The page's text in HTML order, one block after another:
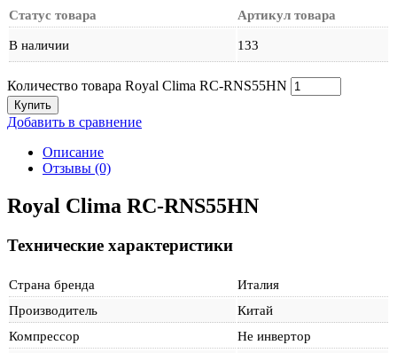
Статус товара Артикул товара
В наличии 133
Количество товара Royal Clima RC-RNS55HN
Купить
Добавить в сравнение
Описание
Отзывы (0)
Royal Clima RC-RNS55HN
Технические характеристики
Страна бренда
Италия
Производитель
Китай
Компрессор
Не инвертор